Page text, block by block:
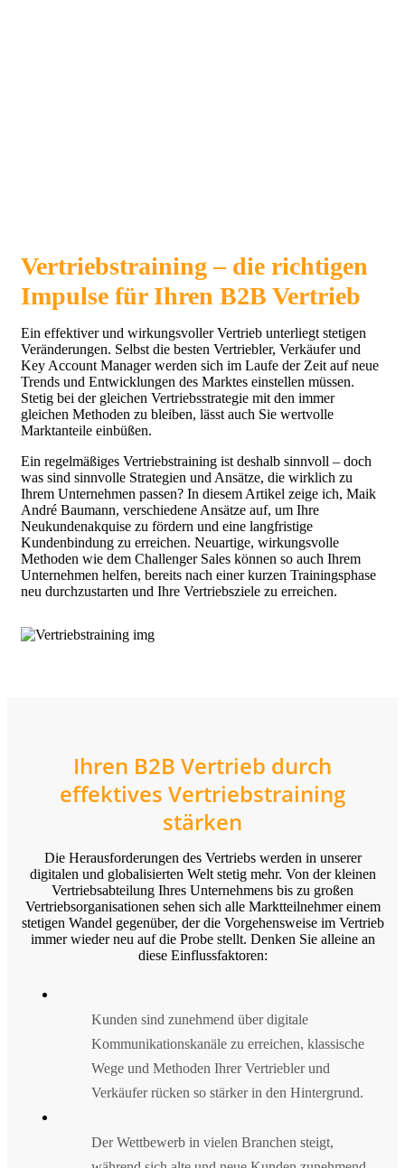
Vertriebstraining – die richtigen
Impulse für Ihren B2B Vertrieb
Ein effektiver und wirkungsvoller Vertrieb unterliegt stetigen
Veränderungen. Selbst die besten Vertriebler, Verkäufer und
Key Account Manager werden sich im Laufe der Zeit auf neue
Trends und Entwicklungen des Marktes einstellen müssen.
Stetig bei der gleichen Vertriebsstrategie mit den immer
gleichen Methoden zu bleiben, lässt auch Sie wertvolle
Marktanteile einbüßen.
Ein regelmäßiges Vertriebstraining ist deshalb sinnvoll – doch
was sind sinnvolle Strategien und Ansätze, die wirklich zu
Ihrem Unternehmen passen? In diesem Artikel zeige ich, Maik
André Baumann, verschiedene Ansätze auf, um Ihre
Neukundenakquise zu fördern und eine langfristige
Kundenbindung zu erreichen. Neuartige, wirkungsvolle
Methoden wie dem Challenger Sales können so auch Ihrem
Unternehmen helfen, bereits nach einer kurzen Trainingsphase
neu durchzustarten und Ihre Vertriebsziele zu erreichen.
Ihren B2B Vertrieb durch
effektives Vertriebstraining
stärken
Die Herausforderungen des Vertriebs werden in unserer
digitalen und globalisierten Welt stetig mehr. Von der kleinen
Vertriebsabteilung Ihres Unternehmens bis zu großen
Vertriebsorganisationen sehen sich alle Marktteilnehmer einem
stetigen Wandel gegenüber, der die Vorgehensweise im Vertrieb
immer wieder neu auf die Probe stellt. Denken Sie alleine an
diese Einflussfaktoren:
Kunden sind zunehmend über digitale
Kommunikationskanäle zu erreichen, klassische
Wege und Methoden Ihrer Vertriebler und
Verkäufer rücken so stärker in den Hintergrund.
Der Wettbewerb in vielen Branchen steigt,